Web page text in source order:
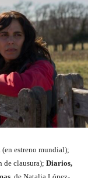
estreno mundial);
de clausura); Diarios,